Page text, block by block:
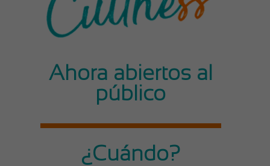
Ahora abiertos al
público
¿Cuándo?